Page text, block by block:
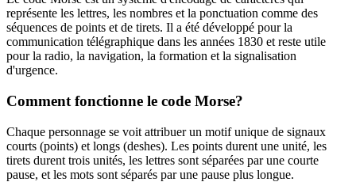
représente les lettres, les nombres et la ponctuation comme des
séquences de points et de tirets. Il a été développé pour la
communication télégraphique dans les années 1830 et reste utile
pour la radio, la navigation, la formation et la signalisation
d'urgence.
Comment fonctionne le code Morse?
Chaque personnage se voit attribuer un motif unique de signaux
courts (points) et longs (deshes). Les points durent une unité, les
tirets durent trois unités, les lettres sont séparées par une courte
pause, et les mots sont séparés par une pause plus longue.